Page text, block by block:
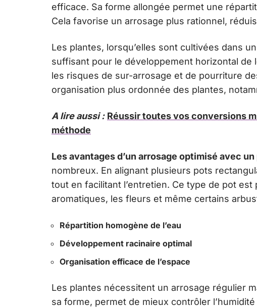
efficace. Sa forme allongée permet une
Cela favorise un arrosage plus rationnel,
Les plantes, lorsqu’elles sont cultivées dans
suffisant pour le développement horizontal
les risques de sur-arrosage et de pourriture
organisation plus ordonnée des plantes,
A lire aussi : Réussir toutes vos conversions
méthode
Les avantages d’un arrosage optimisé avec
nombreux. En alignant plusieurs pots
tout en facilitant l’entretien. Ce type de pot
aromatiques, les fleurs et même certains
Répartition homogène de l’eau
Développement racinaire optimal
Organisation efficace de l’espace
Les plantes nécessitent un arrosage régulier
sa forme, permet de mieux contrôler